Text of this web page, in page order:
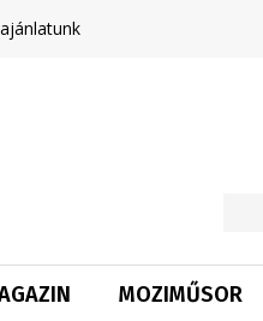
MOZIMŰSOR